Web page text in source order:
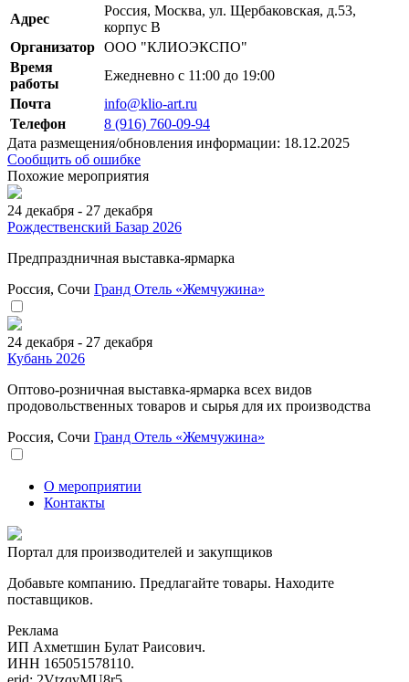
Адрес
Россия, Москва, ул. Щербаковская, д.53,
корпус В
Организатор ООО "КЛИОЭКСПО"
Время
работы
Ежедневно с 11:00 до 19:00
Почта
info@klio-art.ru
Телефон
8 (916) 760-09-94
Дата размещения/обновления информации: 18.12.2025
Сообщить об ошибке
Похожие мероприятия
24 декабря - 27 декабря
Рождественский Базар 2026
Предпраздничная выставка-ярмарка
Россия, Сочи Гранд Отель «Жемчужина»
24 декабря - 27 декабря
Кубань 2026
Оптово-розничная выставка-ярмарка всех видов
продовольственных товаров и сырья для их производства
Россия, Сочи Гранд Отель «Жемчужина»
О мероприятии
Контакты
Портал для производителей и закупщиков
Добавьте компанию. Предлагайте товары. Находите
поставщиков.
Реклама
ИП Ахметшин Булат Раисович.
ИНН 165051578110.